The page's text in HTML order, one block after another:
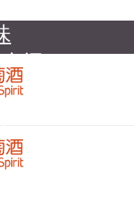
绍
家顾问委员会